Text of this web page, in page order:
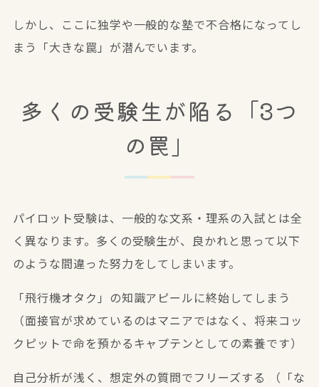
しかし、ここに独学や一般的な塾で不合格になってし
まう「大きな罠」が潜んでいます。
多くの受験生が陥る「3つ
の罠」
パイロット受験は、一般的な文系・理系の入試とは全
く異なります。多くの受験生が、良かれと思って以下
のような間違った努力をしてしまいます。
「飛行機オタク」の知識アピールに終始してしまう
（面接官が求めているのはマニアではなく、将来コッ
クピットで命を預かるキャプテンとしての素養です）
自己分析が浅く、想定外の質問でフリーズする
（「な